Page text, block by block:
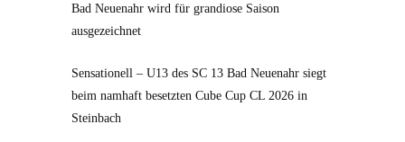
Bad Neuenahr wird für grandiose Saison
ausgezeichnet
Sensationell – U13 des SC 13 Bad Neuenahr siegt
beim namhaft besetzten Cube Cup CL 2026 in
Steinbach